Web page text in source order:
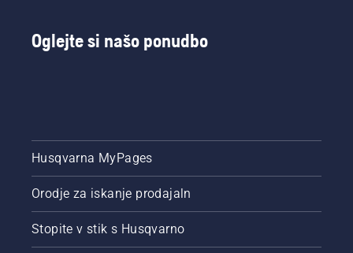
Oglejte si našo ponudbo
Husqvarna MyPages
Orodje za iskanje prodajaln
Stopite v stik s Husqvarno